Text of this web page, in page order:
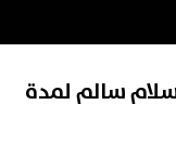
سالم لمدة